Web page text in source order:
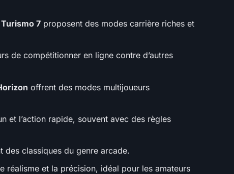
7 proposent des modes carrière riches et
de compétitionner en ligne contre d’autres
offrent des modes multijoueurs
et l’action rapide, souvent avec des règles
des classiques du genre arcade.
réalisme et la précision, idéal pour les amateurs